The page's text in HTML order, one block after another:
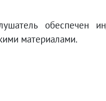
обеспечен
материалами.